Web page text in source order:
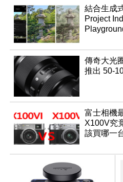
結合生成
Project
傳奇大光
推出 50-
富士相機
X100V究
該買哪一